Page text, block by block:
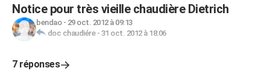
Notice pour très vieille chaudière Dietrich
bendao- 29 oct. 2012 à 09:13
doc chaudiére- 31 oct. 2012 à 18:06
7 réponses